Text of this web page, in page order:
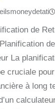
de
La
cruciale
à long